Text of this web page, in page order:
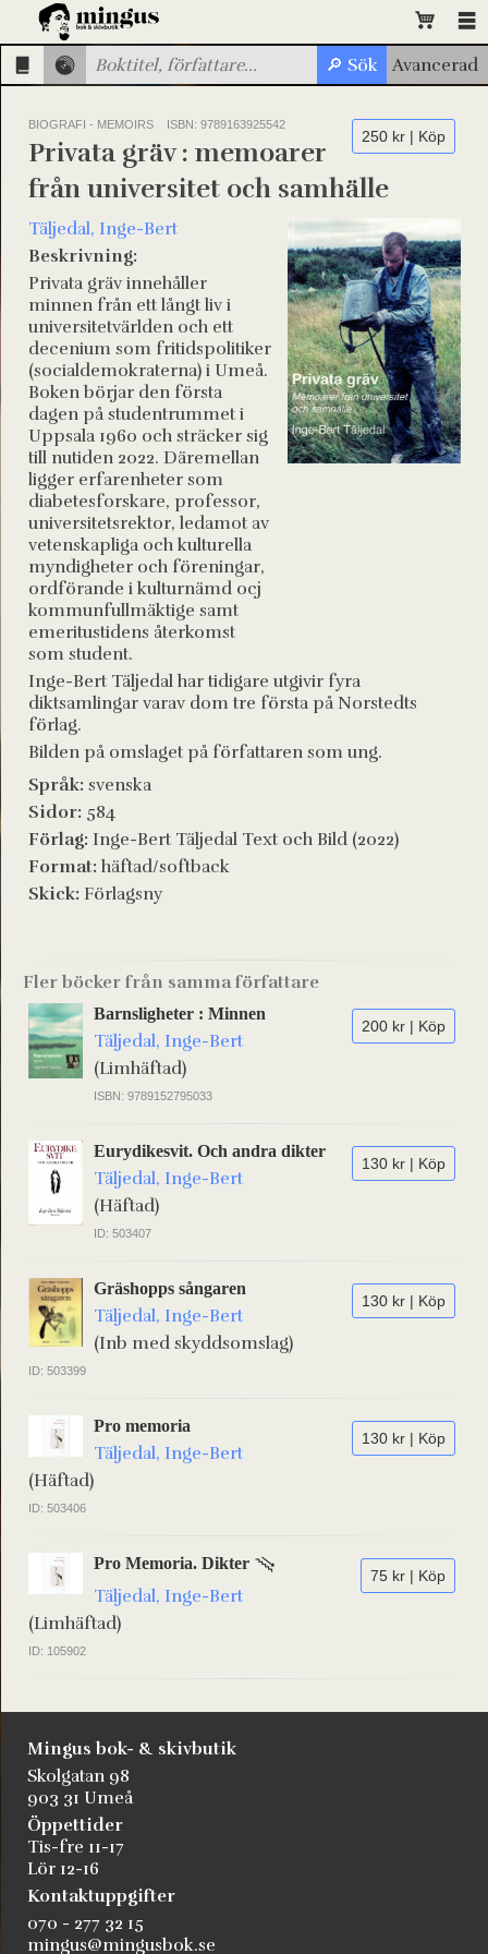
BIOGRAFI - MEMOIRS ISBN: 9789163925542
250 kr | Köp
Privata gräv : memoarer
från universitet och samhälle
Täljedal, Inge-Bert
Beskrivning:
Privata gräv innehåller
minnen från ett långt liv i
universitetvärlden och ett
decenium som fritidspolitiker
(socialdemokraterna) i Umeå.
Boken börjar den första
dagen på studentrummet i
Uppsala 1960 och sträcker sig
till nutiden 2022. Däremellan
ligger erfarenheter som
diabetesforskare, professor,
universitetsrektor, ledamot av
vetenskapliga och kulturella
myndigheter och föreningar,
ordförande i kulturnämd ocj
kommunfullmäktige samt
emeritustidens återkomst
som student.
Inge-Bert Täljedal har tidigare utgivir fyra
diktsamlingar varav dom tre första på Norstedts
förlag.
Bilden på omslaget på författaren som ung.
Språk: svenska
Sidor: 584
Förlag: Inge-Bert Täljedal Text och Bild (2022)
Format: häftad/softback
Skick: Förlagsny
Fler böcker från samma författare
200 kr | Köp
Barnsligheter : Minnen
Täljedal, Inge-Bert
(Limhäftad)
ISBN: 9789152795033
130 kr | Köp
Eurydikesvit. Och andra dikter
Täljedal, Inge-Bert
(Häftad)
ID: 503407
130 kr | Köp
Gräshopps sångaren
Täljedal, Inge-Bert
(Inb med skyddsomslag)
ID: 503399
130 kr | Köp
Pro memoria
Täljedal, Inge-Bert
(Häftad)
ID: 503406
75 kr | Köp
Pro Memoria. Dikter
Täljedal, Inge-Bert
(Limhäftad)
ID: 105902
Mingus bok- & skivbutik
Skolgatan 98
903 31 Umeå
Öppettider
Tis-fre 11-17
Lör 12-16
Kontaktuppgifter
070 - 277 32 15
mingus@mingusbok.se